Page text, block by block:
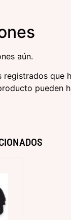
aún.
registrados que
pueden